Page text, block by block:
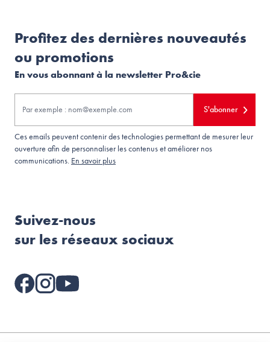
Profitez des dernières nouveautés
ou promotions
En vous abonnant à la newsletter Pro&cie
S'abonner
Ces emails peuvent contenir des technologies permettant de mesurer leur
ouverture afin de personnaliser les contenus et améliorer nos
communications. En savoir plus
Suivez-nous
sur les réseaux sociaux